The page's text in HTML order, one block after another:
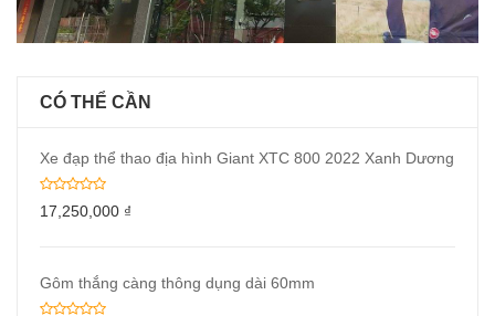
CÓ THỂ CẦN
Xe đạp thể thao địa hình Giant XTC 800 2022 Xanh Dương
17,250,000 ₫
Gôm thắng càng thông dụng dài 60mm